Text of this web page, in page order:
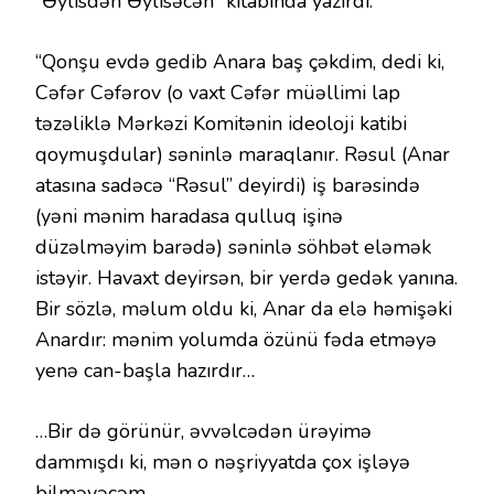
“Qonşu evdə gedib Anara baş çəkdim, dedi ki,
Cəfər Cəfərov (o vaxt Cəfər müəllimi lap
təzəliklə Mərkəzi Komitənin ideoloji katibi
qoymuşdular) səninlə maraqlanır. Rəsul (Anar
atasına sadəcə “Rəsul” deyirdi) iş barəsində
(yəni mənim haradasa qulluq işinə
düzəlməyim barədə) səninlə söhbət eləmək
istəyir. Havaxt deyirsən, bir yerdə gedək yanına.
Bir sözlə, məlum oldu ki, Anar da elə həmişəki
Anardır: mənim yolumda özünü fəda etməyə
yenə can-başla hazırdır…
…Bir də görünür, əvvəlcədən ürəyimə
dammışdı ki, mən o nəşriyyatda çox işləyə